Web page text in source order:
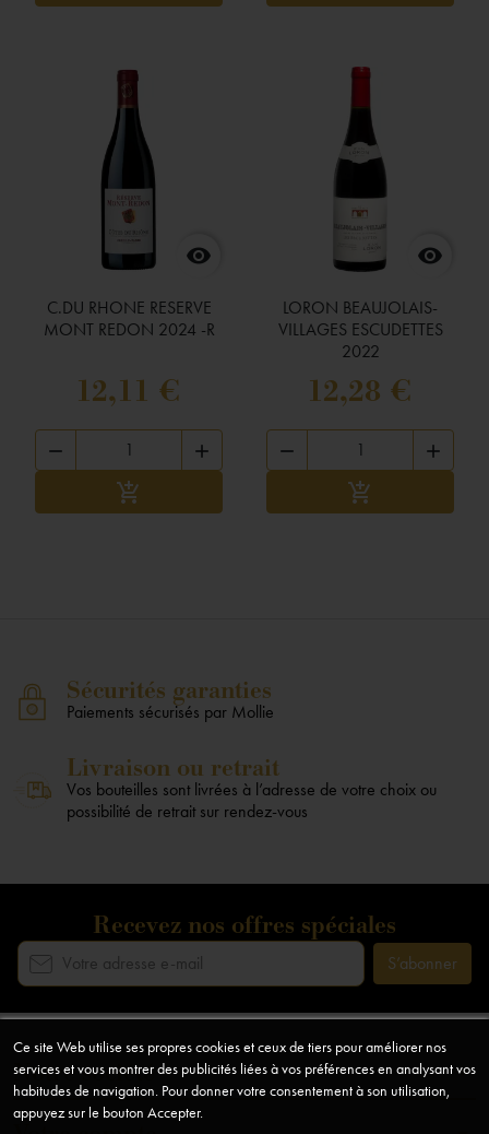

C.DU RHONE RESERVE
MONT REDON 2024 -R
12,11 €
 


LORON BEAUJOLAIS-
VILLAGES ESCUDETTES
2022
12,28 €
 

Sécurités garanties
Paiements sécurisés par Mollie
Livraison ou retrait
Vos bouteilles sont livrées à l’adresse de votre choix ou
possibilité de retrait sur rendez-vous
Recevez nos offres spéciales
Notre société arrow_drop_down
Ce site Web utilise ses propres cookies et ceux de tiers pour améliorer nos
services et vous montrer des publicités liées à vos préférences en analysant vos
habitudes de navigation. Pour donner votre consentement à son utilisation,
appuyez sur le bouton Accepter.